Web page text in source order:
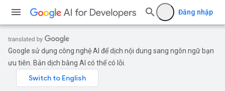
Đăng nhập
Google sử dụng công nghệ AI để dịch nội dung sang ngôn ngữ bạn
ưu tiên. Bản dịch bằng AI có thể có lỗi.